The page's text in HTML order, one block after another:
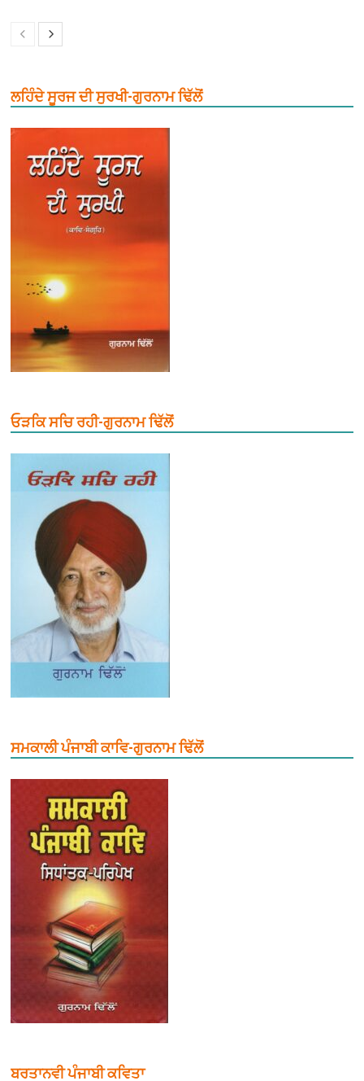
ਲਹਿੰਦੇ ਸੂਰਜ ਦੀ ਸੁਰਖੀ-ਗੁਰਨਾਮ ਢਿੱਲੋਂ
ਓੜਕਿ ਸਚਿ ਰਹੀ-ਗੁਰਨਾਮ ਢਿੱਲੋਂ
ਸਮਕਾਲੀ ਪੰਜਾਬੀ ਕਾਵਿ-ਗੁਰਨਾਮ ਢਿੱਲੋਂ
ਬਰਤਾਨਵੀ ਪੰਜਾਬੀ ਕਵਿਤਾ